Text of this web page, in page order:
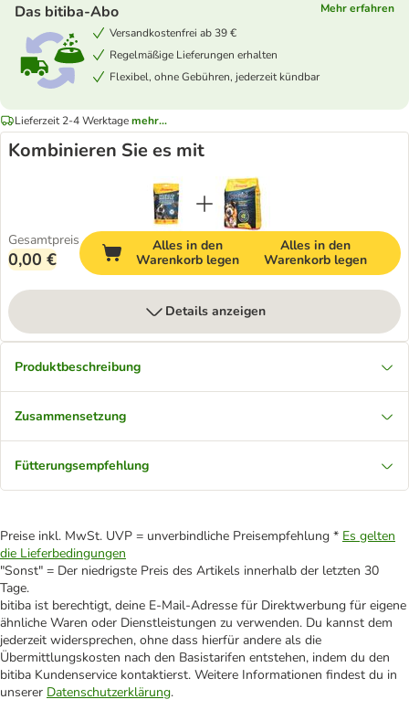
Das bitiba-Abo
Mehr erfahren
Versandkostenfrei ab 39 €
Regelmäßige Lieferungen erhalten
Flexibel, ohne Gebühren, jederzeit kündbar
Lieferzeit 2-4 Werktagemehr...
Kombinieren Sie es mit
Gesamtpreis
0,00 €
Alles in den
Warenkorb legen
Alles in den
Warenkorb legen
Details anzeigen
Produktbeschreibung
Zusammensetzung
Fütterungsempfehlung
Preise inkl. MwSt. UVP = unverbindliche Preisempfehlung * Es gelten
die Lieferbedingungen
"Sonst" = Der niedrigste Preis des Artikels innerhalb der letzten 30
Tage.
bitiba ist berechtigt, deine E-Mail-Adresse für Direktwerbung für eigene
ähnliche Waren oder Dienstleistungen zu verwenden. Du kannst dem
jederzeit widersprechen, ohne dass hierfür andere als die
Übermittlungskosten nach den Basistarifen entstehen, indem du den
bitiba Kundenservice kontaktierst. Weitere Informationen findest du in
unserer Datenschutzerklärung.